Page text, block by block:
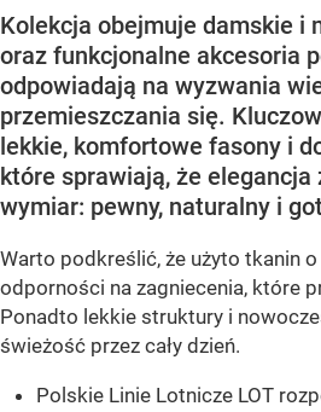
Kolekcja obejmuje damskie i
oraz funkcjonalne akcesoria
odpowiadają na wyzwania
przemieszczania się.
lekkie, komfortowe fasony i
które sprawiają, że elegancja
wymiar: pewny, naturalny i
Warto podkreślić, że użyto tkanin
odporności na zagniecenia, które
Ponadto lekkie struktury i
świeżość przez cały dzień.
Polskie Linie Lotnicze LOT